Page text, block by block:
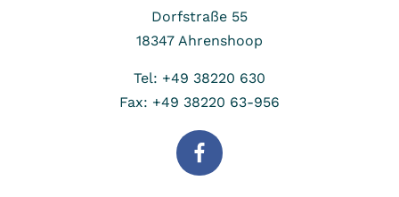
Dorfstraße 55
18347 Ahrenshoop
Tel: +49 38220 630
Fax: +49 38220 63-956